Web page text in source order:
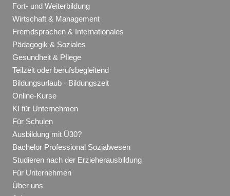
Fort- und Weiterbildung
Wirtschaft & Management
Fremdsprachen & Internationales
Pädagogik & Soziales
Gesundheit & Pflege
Teilzeit oder berufsbegleitend
Bildungsurlaub · Bildungszeit
Online-Kurse
KI für Unternehmen
Für Schulen
Ausbildung mit Ü30?
Bachelor Professional Sozialwesen
Studieren nach der Erzieherausbildung
Für Unternehmen
Über uns